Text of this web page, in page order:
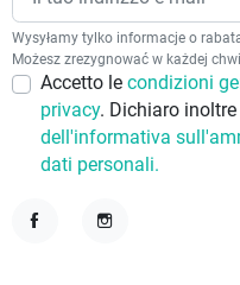
Wysyłamy tylko informacje o
Możesz zrezygnować w każdej
Accetto le condizioni
privacy. Dichiaro
dell'informativa
dati personali.